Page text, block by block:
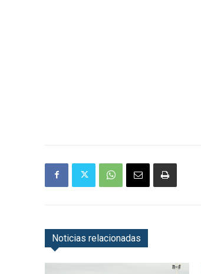
Noticias relacionadas